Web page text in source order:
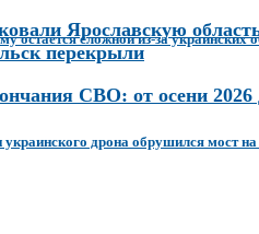
Ярославскую
перекрыли
СВО: от осени 2026
остаётся сложной из-за украинских
дрона обрушился мост